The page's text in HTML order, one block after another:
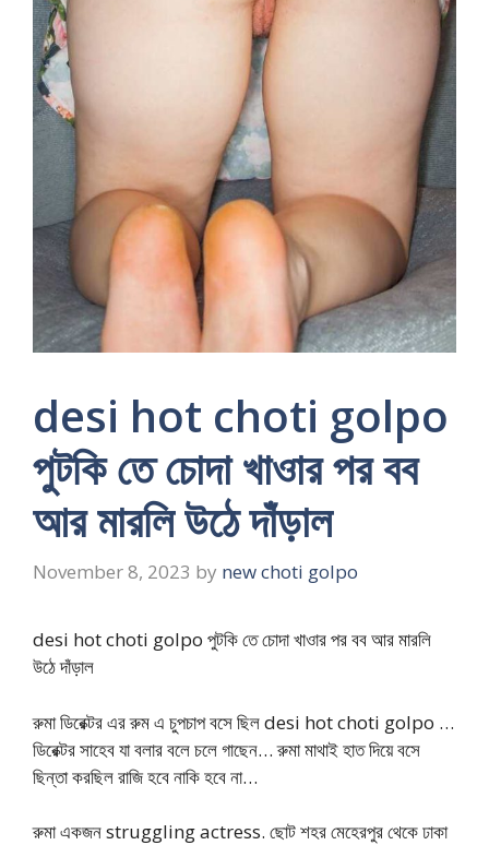
desi hot choti golpo
পুটকি তে চোদা খাওার পর বব
আর মারলি উঠে দাঁড়াল
November 8, 2023 by new choti golpo
desi hot choti golpo পুটকি তে চোদা খাওার পর বব আর মারলি
উঠে দাঁড়াল
রুমা ডিরেক্টর এর রুম এ চুপচাপ বসে ছিল desi hot choti golpo …
ডিরেক্টর সাহেব যা বলার বলে চলে গাছেন… রুমা মাথাই হাত দিয়ে বসে
ছিন্তা করছিল রাজি হবে নাকি হবে না…
রুমা একজন struggling actress. ছোট শহর মেহেরপুর থেকে ঢাকা